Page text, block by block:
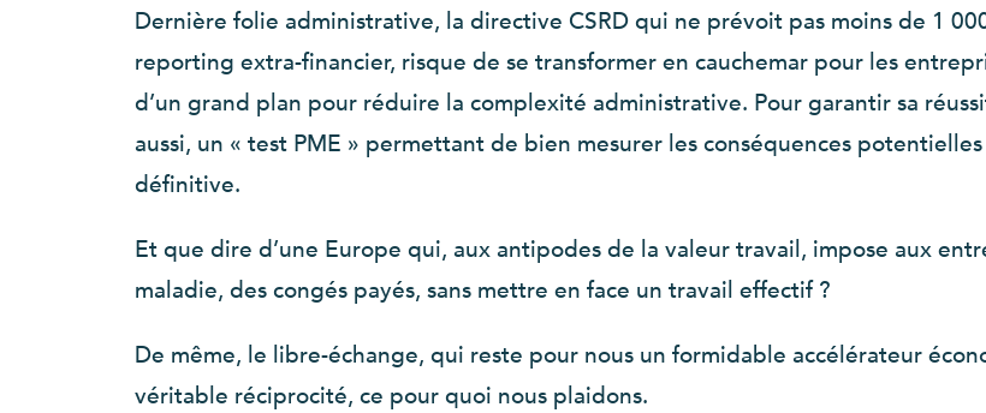
Dernière folie administrative, la directive CSRD qui ne prévoit pas moins de 1
reporting extra-financier, risque de se transformer en cauchemar pour les
d’un grand plan pour réduire la complexité administrative. Pour garantir sa
aussi, un « test PME » permettant de bien mesurer les conséquences
définitive.
Et que dire d’une Europe qui, aux antipodes de la valeur travail, impose aux
maladie, des congés payés, sans mettre en face un travail effectif ?
De même, le libre-échange, qui reste pour nous un formidable accélérateur
véritable réciprocité, ce pour quoi nous plaidons.